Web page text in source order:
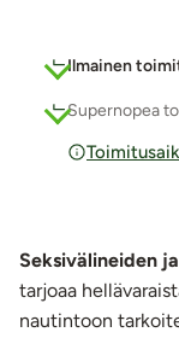
Ilmainen
Supernopea
Seksivälineiden
tarjoaa
nautintoon